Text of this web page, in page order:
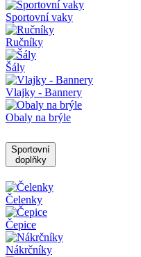
Sportovní vaky
Ručníky
Šály
Vlajky - Bannery
Obaly na brýle
Sportovní
doplňky
Čelenky
Čepice
Nákrčníky